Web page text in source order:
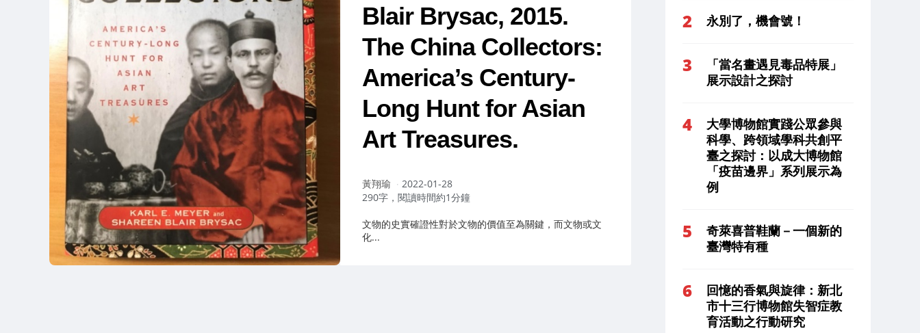
Blair Brysac, 2015.
The China Collectors:
America’s Century-
Long Hunt for Asian
Art Treasures.
作
者：
黃翔瑜
2022-01-28
290字，閱讀時間約1分鐘
文物的史實確證性對於文物的價值至為關鍵，而文物或文
化...
永別了，機會號！
「當名畫遇見毒品特展」
展示設計之探討
大學博物館實踐公眾參與
科學、跨領域學科共創平
臺之探討：以成大博物館
「疫苗邊界」系列展示為
例
奇萊喜普鞋蘭－一個新的
臺灣特有種
回憶的香氣與旋律：新北
市十三行博物館失智症教
育活動之行動研究